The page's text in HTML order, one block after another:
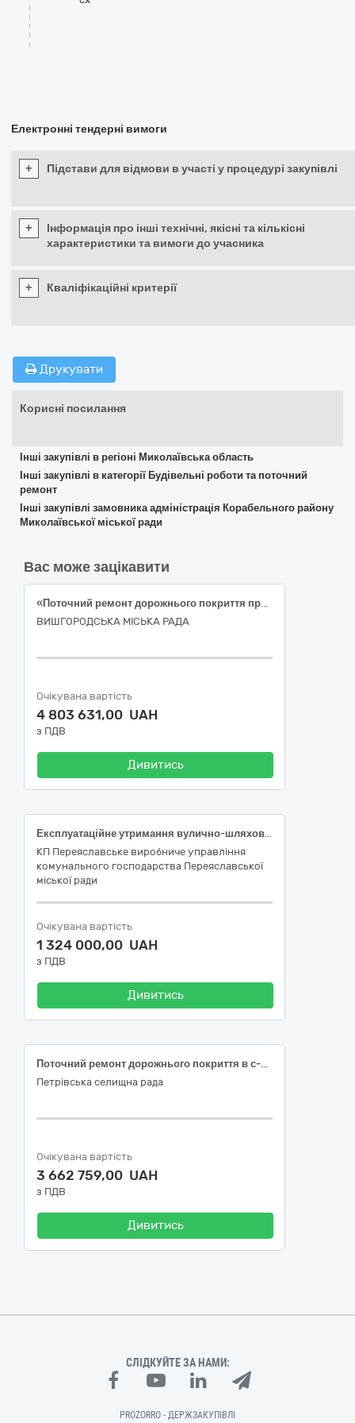
Електронні тендерні вимоги
+ Підстави для відмови в участі у процедурі закупівлі
+
Інформація про інші технічні, якісні та кількісні
характеристики та вимоги до учасника
+ Кваліфікаційні критерії
Друкувати
Корисні посилання
Інші закупівлі в регіоні Миколаївська область
Інші закупівлі в категорії Будівельні роботи та поточний
ремонт
Інші закупівлі замовника адміністрація Корабельного району
Миколаївської міської ради
Вас може зацікавити
«Поточний ремонт дорожнього покриття проїзної частини вул. Шолуденка в м. Вишгород» (ДК 021:2015:45233142-6 - Ремонт доріг)
ВИШГОРОДСЬКА МІСЬКА РАДА
Очікувана вартість
4 803 631,00 UAH
з ПДВ
Дивитись
Експлуатаційне утримання вулично-шляхової мережі (поточний ремонт) під’їзної дороги до буд. № 51 по вул. М.Грушевського в м. Переяславі Київської області, Код ДК 021:2015: 45230000-8 Будівництво трубопроводів, ліній зв’язку та електропередач, шосе, доріг, аеродромів і залізничних доріг; вирівнювання поверхонь (Код ДК 021:2015 (CPV) товару, що найбільше відповідає назві номенклатурної позиції предмета закупівлі: 45233142-6 Ремонт доріг)
КП Переяславське виробниче управління
комунального господарства Переяславської
міської ради
Очікувана вартість
1 324 000,00 UAH
з ПДВ
Дивитись
Поточний ремонт дорожнього покриття в с-ще Петрове Олександрійського району Кіровоградської області
Петрівська селищна рада
Очікувана вартість
3 662 759,00 UAH
з ПДВ
Дивитись
СЛІДКУЙТЕ ЗА НАМИ:
PROZORRO - ДЕРЖЗАКУПІВЛІ